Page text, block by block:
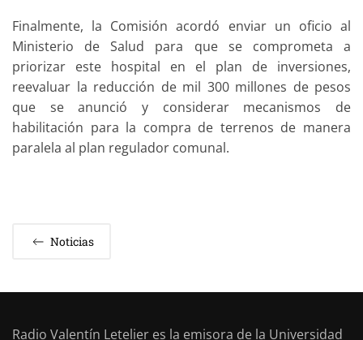
Finalmente, la Comisión acordó enviar un oficio al
Ministerio de Salud para que se comprometa a
priorizar este hospital en el plan de inversiones,
reevaluar la reducción de mil 300 millones de pesos
que se anunció y considerar mecanismos de
habilitación para la compra de terrenos de manera
paralela al plan regulador comunal.
Noticias
Radio Valentín Letelier es la emisora de la Universidad